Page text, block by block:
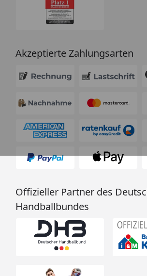
Akzeptierte Zahlungsarten
Offizieller Partner des
Handballbundes